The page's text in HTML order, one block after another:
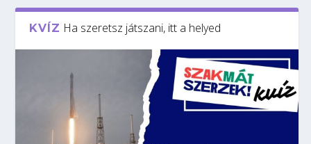
KVÍZ Ha szeretsz játszani, itt a helyed